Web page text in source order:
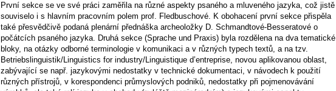
První sekce se ve své práci zaměřila na různé aspekty psaného a mluveného jazyka, což jistě
souviselo i s hlavním pracovním polem prof. Fledbuschové. K obohacení první sekce přispěla
také přesvědčivě podaná plenární přednáška archeoložky D. Schmandtové-Besseratové o
počátcích psaného jazyka. Druhá sekce (Sprache und Praxis) byla rozdělena na dva tematické
bloky, na otázky odborné terminologie v komunikaci a v různých typech textů, a na tzv.
Betriebslinguistik/Linguistics for industry/Linguistique d’entreprise, novou aplikovanou oblast,
zabývající se např. jazykovými nedostatky v technické dokumentaci, v návodech k použití
různých přístrojů, v korespondenci průmyslových podniků, nedostatky při pojmenovávání